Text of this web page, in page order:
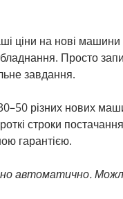
ціни на нові машини
Просто
завдання.
різних нових
строки
гарантією.
автоматично.